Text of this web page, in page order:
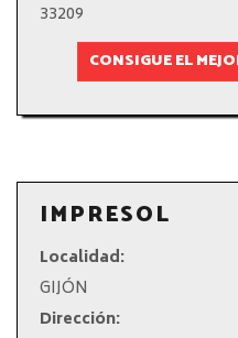
33209
CONSIGUE EL
IMPRESOL
Localidad:
GIJÓN
Dirección: